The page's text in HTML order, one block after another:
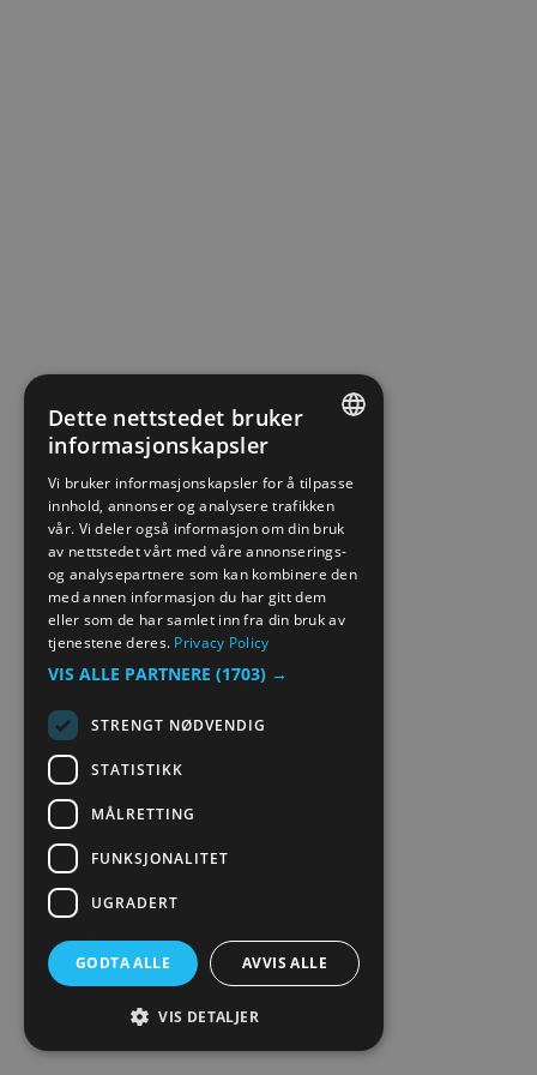
NORWEGIAN
GERMAN
Dette nettstedet bruker
informasjonskapsler
Vi bruker informasjonskapsler for å tilpasse
innhold, annonser og analysere trafikken
vår. Vi deler også informasjon om din bruk
av nettstedet vårt med våre annonserings-
og analysepartnere som kan kombinere den
med annen informasjon du har gitt dem
eller som de har samlet inn fra din bruk av
tjenestene deres. Privacy Policy
VIS ALLE PARTNERE (1703) →
STRENGT NØDVENDIG
STATISTIKK
MÅLRETTING
FUNKSJONALITET
UGRADERT
GODTA ALLE AVVIS ALLE
VIS DETALJER